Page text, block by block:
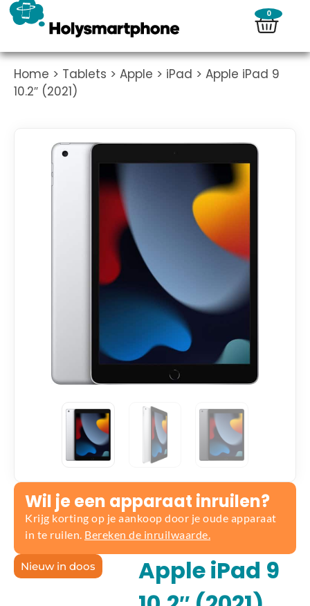
0
Home > Tablets > Apple > iPad > Apple iPad 9
10.2″ (2021)
Wil je een apparaat inruilen?
Krijg korting op je aankoop door je oude apparaat
in te ruilen. Bereken de inruilwaarde.
Nieuw in doos
Apple iPad 9